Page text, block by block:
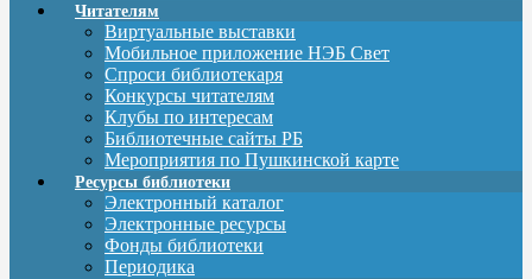
Читателям
Виртуальные выставки
Мобильное приложение НЭБ Свет
Спроси библиотекаря
Конкурсы читателям
Клубы по интересам
Библиотечные сайты РБ
Мероприятия по Пушкинской карте
Ресурсы библиотеки
Электронный каталог
Электронные ресурсы
Фонды библиотеки
Периодика